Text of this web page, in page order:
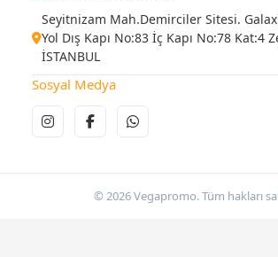
Seyitnizam Mah.Demirciler Sitesi.
Yol Dış Kapı No:83 İç Kapı No:78 Kat:4
İSTANBUL
Sosyal Medya
© 2026 Vegapromo. Tüm hakları